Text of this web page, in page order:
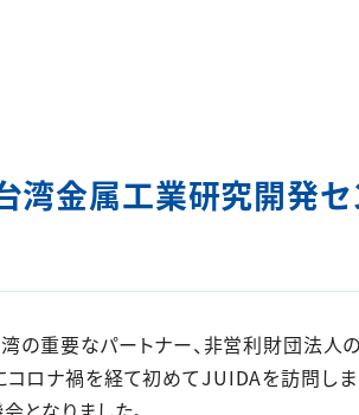
湾金属工業研究開発
重要なパートナー、非営利財団法人
ロナ禍を経て初めてJUIDAを訪問しま